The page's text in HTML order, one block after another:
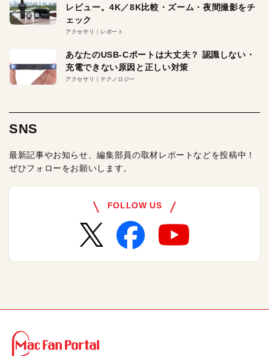
レビュー。4K／8K比較・ズーム・夜間撮影をチ
ェック
アクセサリ レポート
あなたのUSB-Cポートは大丈夫？ 認識しない・
充電できない原因と正しい対策
アクセサリ テクノロジー
SNS
最新記事やお知らせ、編集部員の取材レポートなどを投稿中！
ぜひフォローをお願いします。
FOLLOW US